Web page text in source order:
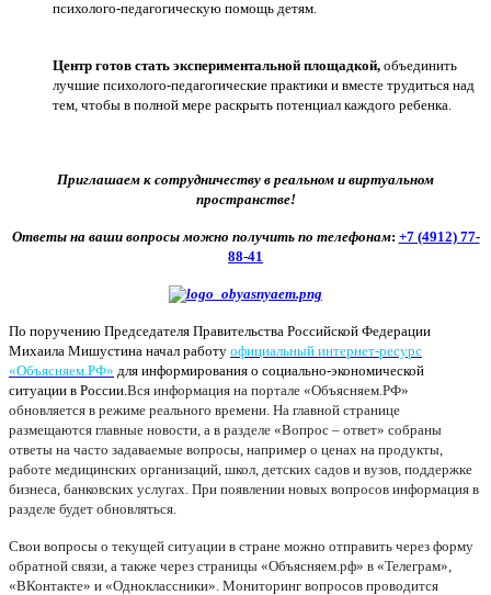
психолого-педагогическую помощь детям.
Центр готов стать экспериментальной площадкой, объединить
лучшие психолого-педагогические практики и вместе трудиться над
тем, чтобы в полной мере раскрыть потенциал каждого ребенка.
Приглашаем к сотрудничеству в реальном и виртуальном
пространстве!
Ответы на ваши вопросы можно получить по телефонам: +7 (4912) 77-
88-41
По поручению Председателя Правительства Российской Федерации
Михаила Мишустина начал работу официальный интернет-ресурс
«Объясняем.РФ» для информирования о социально-экономической
ситуации в России. Вся информация на портале «Объясняем.РФ»
обновляется в режиме реального времени. На главной странице
размещаются главные новости, а в разделе «Вопрос – ответ» собраны
ответы на часто задаваемые вопросы, например о ценах на продукты,
работе медицинских организаций, школ, детских садов и вузов, поддержке
бизнеса, банковских услугах. При появлении новых вопросов информация в
разделе будет обновляться.
Свои вопросы о текущей ситуации в стране можно отправить через форму
обратной связи, а также через страницы «Объясняем.рф» в «Телеграм»,
«ВКонтакте» и «Одноклассники». Мониторинг вопросов проводится